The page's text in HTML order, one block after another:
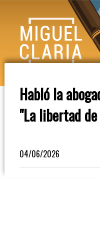
Mesa
Café
Columna
Opinión
Habló la
"La libertad
04/06/2026